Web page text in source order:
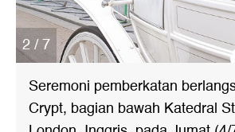
2 / 7
Seremoni pemberkatan
Crypt, bagian bawah Katedral